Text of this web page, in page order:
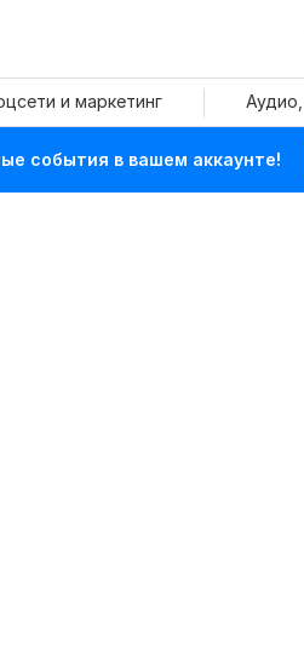
и маркетинг
события в вашем аккаунте!